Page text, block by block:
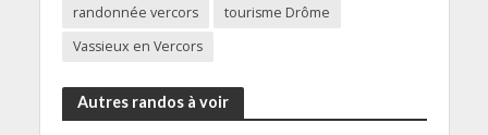
randonnée vercors
tourisme Drôme
Vassieux en Vercors
Autres randos à voir